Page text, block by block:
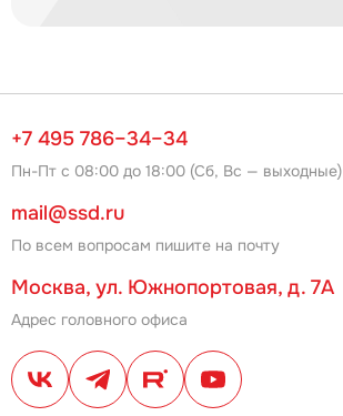
+7 495 786–34–34
Пн-Пт с 08:00 до 18:00 (Сб, Вс — выходные)
mail@ssd.ru
По всем вопросам пишите на почту
Москва, ул. Южнопортовая, д. 7А
Адрес головного офиса